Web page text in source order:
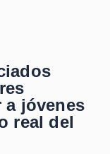
a jóvenes
real del